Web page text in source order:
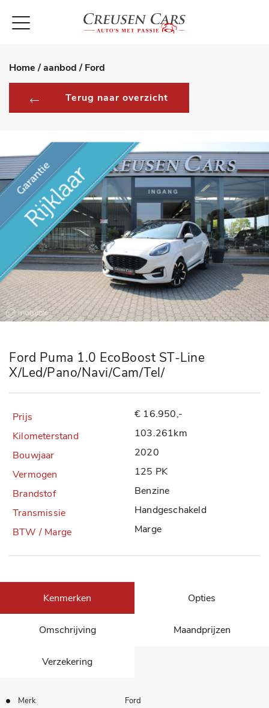
Home /aanbod / Ford
Terug naar overzicht
Ford Puma 1.0 EcoBoost ST-Line
X/Led/Pano/Navi/Cam/Tel/
€ 16.950,-
103.261km
2020
125 PK
Benzine
Handgeschakeld
Marge
Kenmerken Opties
Omschrijving Maandprijzen
Verzekering
Merk
Ford